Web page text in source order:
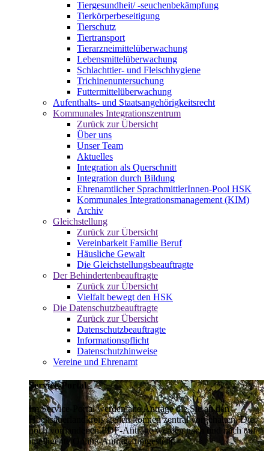
Tiergesundheit/ -seuchenbekämpfung
Tierkörperbeseitigung
Tierschutz
Tiertransport
Tierarzneimittelüberwachung
Lebensmittelüberwachung
Schlachttier- und Fleischhygiene
Trichinenuntersuchung
Futtermittelüberwachung
Aufenthalts- und Staatsangehörigkeitsrecht
Kommunales Integrationszentrum
Zurück zur Übersicht
Über uns
Unser Team
Aktuelles
Integration als Querschnitt
Integration durch Bildung
Ehrenamtlicher SprachmittlerInnen-Pool HSK
Kommunales Integrationsmanagement (KIM)
Archiv
Gleichstellung
Zurück zur Übersicht
Vereinbarkeit Familie Beruf
Häusliche Gewalt
Die Gleichstellungsbeauftragte
Der Behindertenbeauftragte
Zurück zur Übersicht
Vielfalt bewegt den HSK
Die Datenschutzbeauftragte
Zurück zur Übersicht
Datenschutzbeauftragte
Informationspflicht
Datenschutzhinweise
Vereine und Ehrenamt
Service-Portal
Im Service-Portal werden alle Anträge die Sie an den
Hochsauerlandkreis stellen können zentral vorgehalten. Die
noch vorhandenen PDF-Anträge werden nach und nach auf
intelligente Online-Anträge umgestellt.